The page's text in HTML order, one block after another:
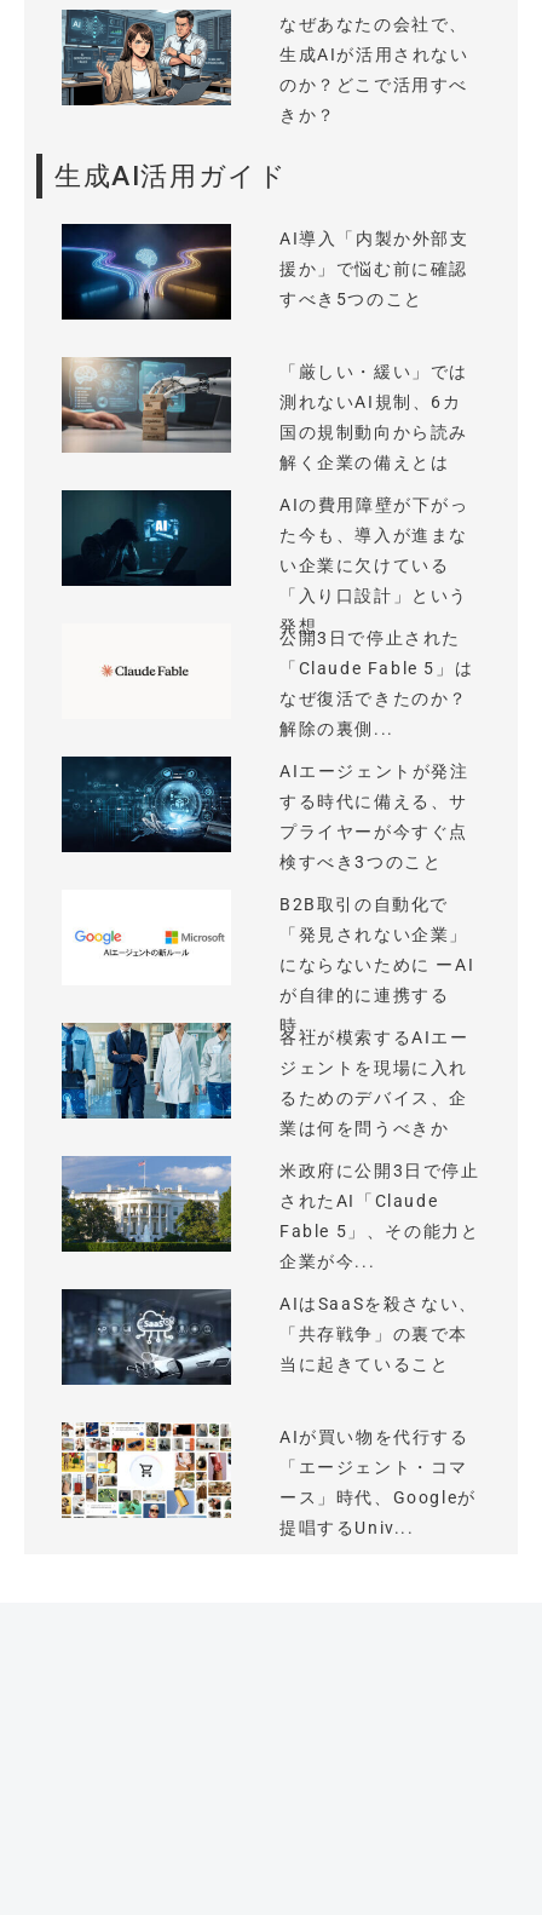
なぜあなたの会社で、
生成AIが活用されない
のか？どこで活用すべ
きか？
生成AI活用ガイド
AI導入「内製か外部支
援か」で悩む前に確認
すべき5つのこと
「厳しい・緩い」では
測れないAI規制、6カ
国の規制動向から読み
解く企業の備えとは
AIの費用障壁が下がっ
た今も、導入が進まな
い企業に欠けている
「入り口設計」という
発想
公開3日で停止された
「Claude Fable 5」は
なぜ復活できたのか？
解除の裏側...
AIエージェントが発注
する時代に備える、サ
プライヤーが今すぐ点
検すべき3つのこと
B2B取引の自動化で
「発見されない企業」
にならないために ーAI
が自律的に連携する
時...
各社が模索するAIエー
ジェントを現場に入れ
るためのデバイス、企
業は何を問うべきか
米政府に公開3日で停止
されたAI「Claude
Fable 5」、その能力と
企業が今...
AIはSaaSを殺さない、
「共存戦争」の裏で本
当に起きていること
AIが買い物を代行する
「エージェント・コマ
ース」時代、Googleが
提唱するUniv...